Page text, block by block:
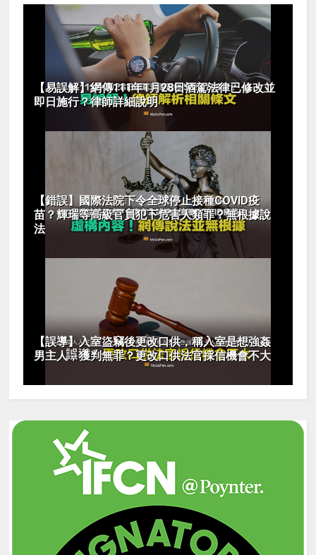
【易誤解】網傳111年1月28日酒駕法律已修改並
即日施行？律師詳細說明
【錯誤】國際法院下令全球停止接種COVID疫
苗？輝瑞等高級官員犯下危害人類罪？無根據說
法
【誤導】入室盜竊後更改口供，稱入室是想強姦
男主人，獲判無罪？更改口供法官採信機會不大